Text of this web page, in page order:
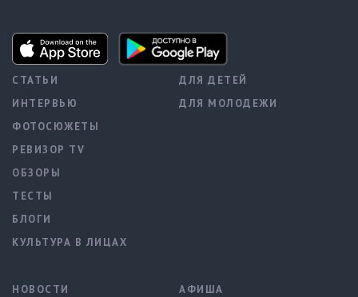
СТАТЬИ
ИНТЕРВЬЮ
ФОТОСЮЖЕТЫ
РЕВИЗОР TV
ОБЗОРЫ
ТЕСТЫ
БЛОГИ
КУЛЬТУРА В ЛИЦАХ
ДЛЯ ДЕТЕЙ
ДЛЯ МОЛОДЕЖИ
НОВОСТИ
АФИША